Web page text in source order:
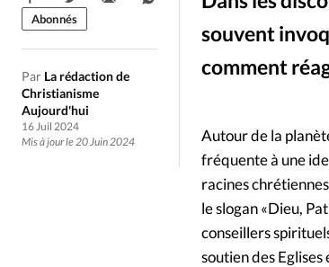
Actualité internationale
Culture
Dossier
Génération réveil
Tour du
souvent
comment
Par La rédaction de
Christianisme
Aujourd'hui
16 Juil 2024
Mis à jour le 20 Juin 2024
Partager:
Abonnés
Autour de la
fréquente à une
racines
le slogan «Dieu,
conseillers
soutien des